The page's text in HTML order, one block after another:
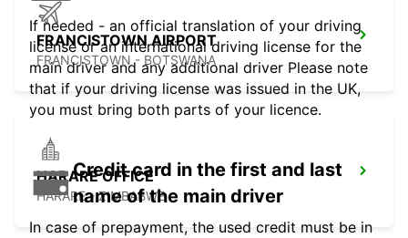
FRANCISTOWN AIRPORT
FRANCISTOWN - BOTSWANA
HARARE OFFICE
HARARE - ZIMBABWE
If needed - an official translation of your driving
license or an international driving license for the
main driver and any additional driver Please note
that if your driving license was issued in the UK,
you must bring both parts of your licence.
Credit card in the first and last
name of the main driver
In case of prepayment, the used credit must be in